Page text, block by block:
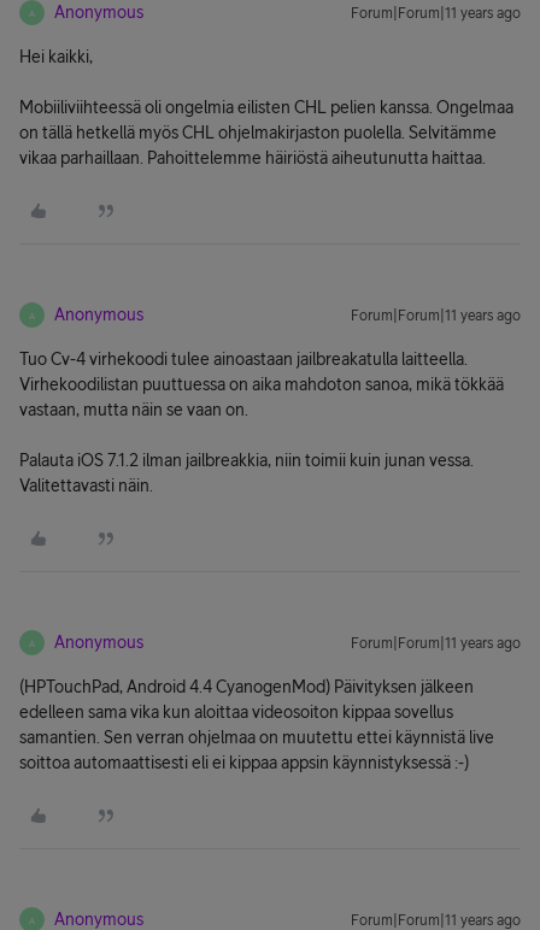
A Anonymous Forum|Forum|11 years ago
Hei kaikki,
Mobiiliviihteessä oli ongelmia eilisten CHL pelien kanssa. Ongelmaa
on tällä hetkellä myös CHL ohjelmakirjaston puolella. Selvitämme
vikaa parhaillaan. Pahoittelemme häiriöstä aiheutunutta haittaa.
A Anonymous Forum|Forum|11 years ago
Tuo Cv-4 virhekoodi tulee ainoastaan jailbreakatulla laitteella.
Virhekoodilistan puuttuessa on aika mahdoton sanoa, mikä tökkää
vastaan, mutta näin se vaan on.
Palauta iOS 7.1.2 ilman jailbreakkia, niin toimii kuin junan vessa.
Valitettavasti näin.
A Anonymous Forum|Forum|11 years ago
(HPTouchPad, Android 4.4 CyanogenMod) Päivityksen jälkeen
edelleen sama vika kun aloittaa videosoiton kippaa sovellus
samantien. Sen verran ohjelmaa on muutettu ettei käynnistä live
soittoa automaattisesti eli ei kippaa appsin käynnistyksessä :-)
A Anonymous Forum|Forum|11 years ago